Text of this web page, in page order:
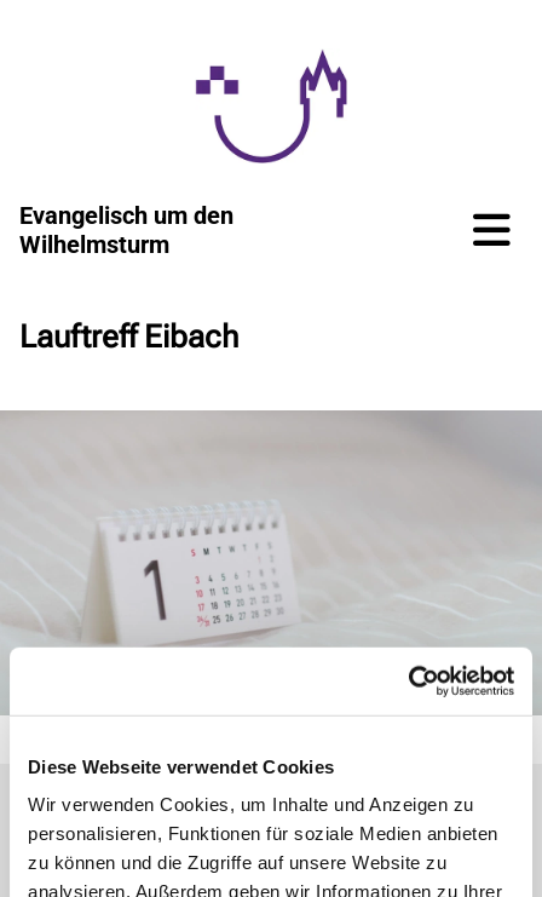
Diese Webseite verwendet Cookies
Wir verwenden Cookies, um Inhalte und Anzeigen zu
personalisieren, Funktionen für soziale Medien anbieten
zu können und die Zugriffe auf unsere Website zu
analysieren. Außerdem geben wir Informationen zu Ihrer
Evangelisch um den
Wilhelmsturm
Lauftreff Eibach
Montag, 21. Dezember 2026, 18:00 Uhr